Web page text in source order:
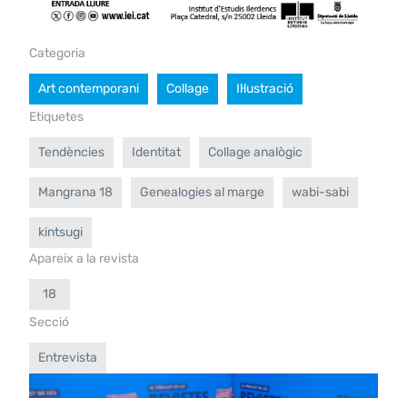
Categoria
Art contemporani Collage
Il·lustració
Etiquetes
Tendències Identitat Collage analògic
Mangrana 18 Genealogies al marge wabi-sabi
kintsugi
Apareix a la revista
18
Secció
Entrevista